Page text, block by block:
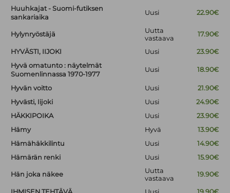
Huuhkajat - Suomi-futiksen
sankariaika
Uusi 22.90€
Hylynryöstäjä
Uutta
vastaava
17.90€
HYVÄSTI, IIJOKI Uusi
23.90€
Hyvä omatunto : näytelmät
Suomenlinnassa 1970-1977
Uusi 18.90€
Hyvän voitto Uusi
21.90€
Hyvästi, Iijoki
Uusi
24.90€
HÄKKIPOIKA
Uusi
23.90€
Hämy
Hyvä
13.90€
Hämähäkkilintu
Uusi
14.90€
Hämärän renki
Uusi 15.90€
Hän joka näkee
Uutta
vastaava
19.90€